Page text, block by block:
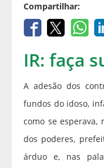
Compartilhar:
IR: faça
A adesão dos
fundos do idoso,
como se esperava,
dos poderes,
árduo e, nas